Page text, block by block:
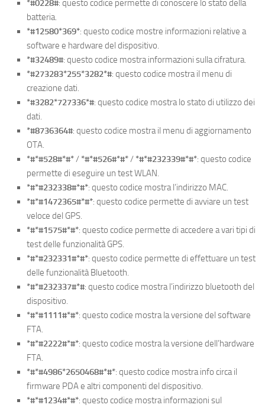
*#0228#: questo codice permette di conoscere lo stato della
batteria.
*#12580*369*: questo codice mostre informazioni relative a
software e hardware del dispositivo.
*#32489#: questo codice mostra informazioni sulla cifratura.
*#273283*255*3282*#: questo codice mostra il menu di
creazione dati.
*#3282*727336*#: questo codice mostra lo stato di utilizzo dei
dati.
*#8736364#: questo codice mostra il menu di aggiornamento
OTA.
*#*#528#*#*/ *#*#526#*#*/ *#*#232339#*#*: questo codice
permette di eseguire un test WLAN.
*#*#232338#*#*: questo codice mostra l’indirizzo MAC.
*#*#1472365#*#*: questo codice permette di avviare un test
veloce del GPS.
*#*#1575#*#*: questo codice permette di accedere a vari tipi di
test delle funzionalità GPS.
*#*#232331#*#*: questo codice permette di effettuare un test
delle funzionalità Bluetooth.
*#*#232337#*#: questo codice mostra l’indirizzo bluetooth del
dispositivo.
*#*#1111#*#*: questo codice mostra la versione del software
FTA.
*#*#2222#*#*: questo codice mostra la versione dell’hardware
FTA.
*#*#4986*2650468#*#*: questo codice mostra info circa il
firmware PDA e altri componenti del dispositivo.
*#*#1234#*#*: questo codice mostra informazioni sul